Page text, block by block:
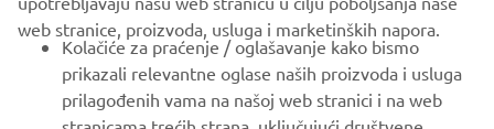
FOR BUSINESS
MORE YAMAHA
web stranice, proizvoda, usluga i marketinških napora.
Kolačiće za praćenje / oglašavanje kako bismo
prikazali relevantne oglase naših proizvoda i usluga
prilagođenih vama na našoj web stranici i na web
stranicama trećih strana, uključujući društvene